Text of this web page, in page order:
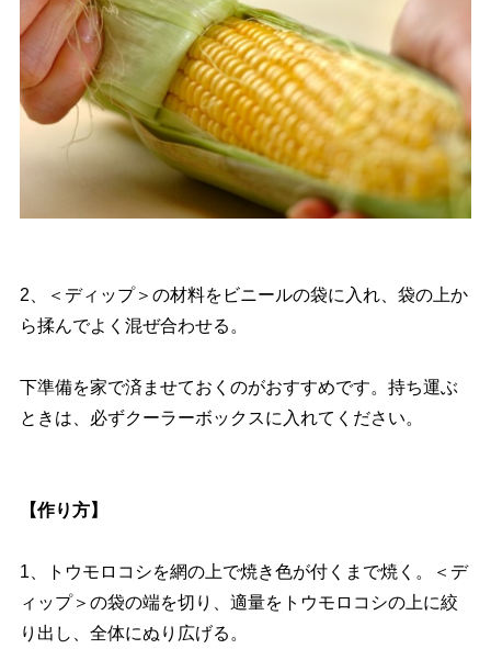
2、＜ディップ＞の材料をビニールの袋に入れ、袋の上か
ら揉んでよく混ぜ合わせる。
下準備を家で済ませておくのがおすすめです。持ち運ぶ
ときは、必ずクーラーボックスに入れてください。
【作り方】
1、トウモロコシを網の上で焼き色が付くまで焼く。＜デ
ィップ＞の袋の端を切り、適量をトウモロコシの上に絞
り出し、全体にぬり広げる。